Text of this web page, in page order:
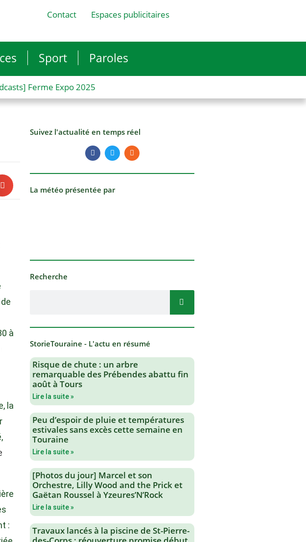
Contact Espaces publicitaires
Sport Paroles
Ferme Expo 2025
à
la
:
Suivez l'actualité en temps réel
La météo présentée par
Recherche
StorieTouraine - L'actu en résumé
Risque de chute : un arbre
remarquable des Prébendes abattu fin
août à Tours
Lire la suite »
Peu d’espoir de pluie et températures
estivales sans excès cette semaine en
Touraine
Lire la suite »
[Photos du jour] Marcel et son
Orchestre, Lilly Wood and the Prick et
Gaëtan Roussel à Yzeures’N’Rock
Lire la suite »
Travaux lancés à la piscine de St-Pierre-